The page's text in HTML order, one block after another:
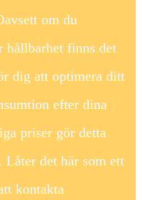
om du
finns det
dig att optimera ditt
efter dina
priser gör detta
det här som ett
kontakta